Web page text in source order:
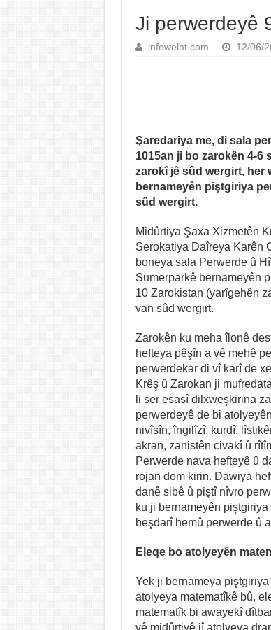
Ji perwerdeyê
infowelat.com 12/06/
Şaredariya me, di sala
1015an ji bo zarokên 4-6
zarokî jê sûd wergirt, her
bernameyên piştgiriya
sûd wergirt.
Midûrtiya Şaxa Xizmetên
Serokatiya Daîreya Karên
boneya sala Perwerde û
Sumerparkê bernameyên
10 Zarokistan (yarîgehên
van sûd wergirt.
Zarokên ku meha îlonê
hefteya pêşîn a vê mehê
perwerdekar di vî karî de
Krêş û Zarokan ji
li ser esasî dilxweşkirina
perwerdeyê de bi
nivîsîn, îngilîzî, kurdî,
akran, zanistên civakî û
Perwerde nava hefteyê û
rojan dom kirin. Dawiya
danê sibê û piştî nîvro
ku ji bernameyên
beşdarî hemû perwerde û
Eleqe bo atolyeyên
Yek ji bernameya
atolyeya matematîkê bû,
matematîk bi awayekî
vê midûrtiyê jî atolyeya